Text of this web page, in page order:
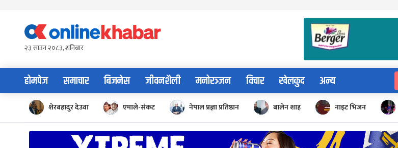
content२३ साउन २०८३, शनिबार
होमपेज समाचार बिजनेस जीवनशैली मनोरञ्जन विचार खेलकुद अन्य
शेरबहादुर देउवा एमाले-संकट नेपाल प्रज्ञा प्रतिष्ठान बालेन शाह नाइट भिजन